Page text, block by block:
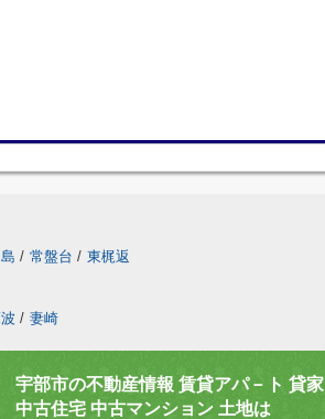
島 / 常盤台 / 東梶返
/ 妻崎
宇部市の不動産情報 賃貸アパ－ト 貸家
中古住宅 中古マンション 土地は